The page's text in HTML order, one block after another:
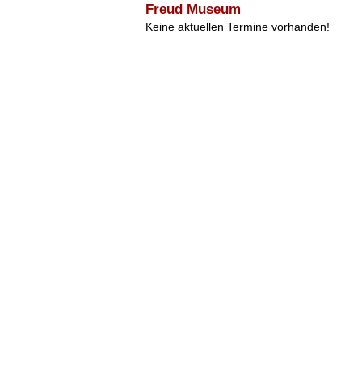
Freud Museum
Keine aktuellen Termine vorhanden!